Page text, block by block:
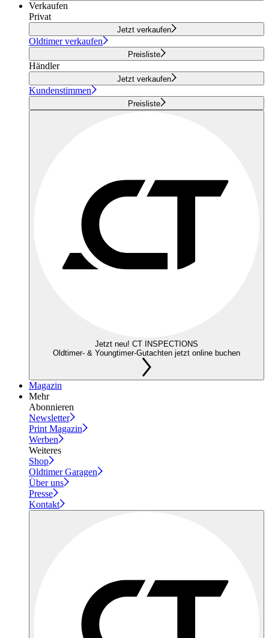
Verkaufen
Privat
Jetzt verkaufen
Oldtimer verkaufen
Preisliste
Händler
Jetzt verkaufen
Kundenstimmen
Preisliste
Jetzt neu! CT INSPECTIONS
Oldtimer- & Youngtimer-Gutachten jetzt online buchen
Magazin
Mehr
Abonnieren
Newsletter
Print Magazin
Werben
Weiteres
Shop
Oldtimer Garagen
Über uns
Presse
Kontakt